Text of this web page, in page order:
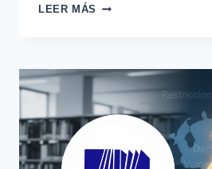
LEER MÁS